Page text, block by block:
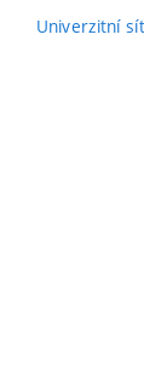
Univerzitní